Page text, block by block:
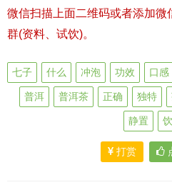
微信扫描上面二维码或者添加微
群(资料、试饮)。
七子 什么 冲泡 功效 口感
普洱 普洱茶 正确 独特
静置
打赏